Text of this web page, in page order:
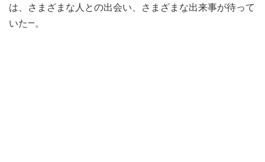
は、さまざまな人との出会い、さまざまな出来事が待って
いた―。